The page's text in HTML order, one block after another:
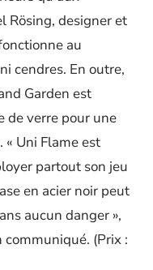
Rösing, designer et
au
cendres. En outre,
Garden est
de verre pour une
Uni Flame est
partout son jeu
en acier noir peut
aucun danger »,
(Prix :